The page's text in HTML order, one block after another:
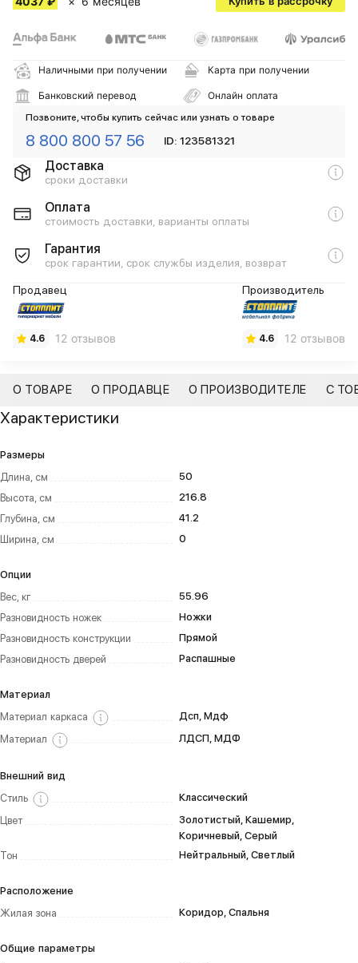
Наличными при получении Карта при получении
Банковский перевод Онлайн оплата
Позвоните, чтобы купить сейчас или узнать о товаре
8 800 800 57 56 ID: 123581321
Доставка
сроки доставки
Оплата
стоимость доставки, варианты оплаты
Гарантия
срок гарантии, срок службы изделия, возврат
Продавец
4.6 12 отзывов
Производитель
4.6 12 отзывов
О ТОВАРЕ О ПРОДАВЦЕ О ПРОИЗВОДИТЕЛЕ С
Характеристики
Размеры
Длина, см
50
Высота, см
216.8
Глубина, см
41.2
Ширина, см
0
Опции
Вес, кг
55.96
Разновидность ножек
Ножки
Разновидность конструкции
Прямой
Разновидность дверей
Распашные
Материал
Материал каркаса
Дсп, Мдф
Материал
ЛДСП, МДФ
Внешний вид
Стиль
Классический
Цвет
Золотистый, Кашемир,
Коричневый, Серый
Тон
Нейтральный, Светлый
Расположение
Жилая зона
Коридор, Спальня
Общие параметры